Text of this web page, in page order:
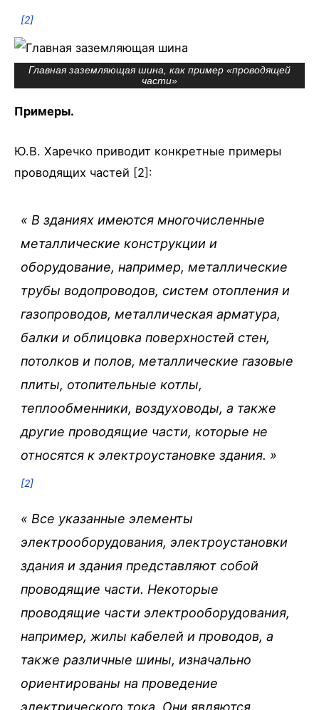
[2]
Главная заземляющая шина, как пример «проводящей
части»
Примеры.
Ю.В. Харечко приводит конкретные примеры
проводящих частей [2]:
« В зданиях имеются многочисленные
металлические конструкции и
оборудование, например, металлические
трубы водопроводов, систем отопления и
газопроводов, металлическая арматура,
балки и облицовка поверхностей стен,
потолков и полов, металлические газовые
плиты, отопительные котлы,
теплообменники, воздуховоды, а также
другие проводящие части, которые не
относятся к электроустановке здания. »
[2]
« Все указанные элементы
электрооборудования, электроустановки
здания и здания представляют собой
проводящие части. Некоторые
проводящие части электрооборудования,
например, жилы кабелей и проводов, а
также различные шины, изначально
ориентированы на проведение